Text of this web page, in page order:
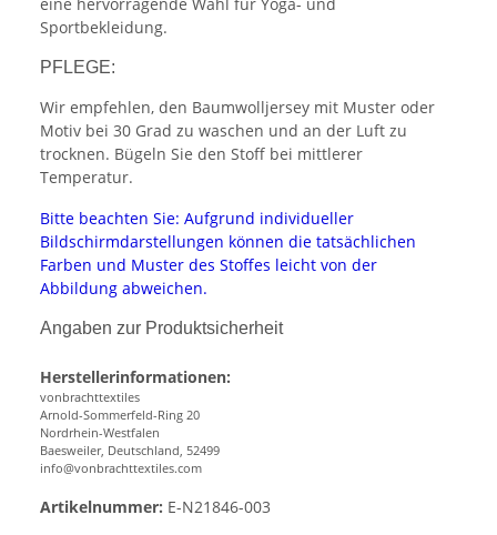
Sportbekleidung.
PFLEGE:
Wir empfehlen, den Baumwolljersey mit Muster oder
Motiv bei 30 Grad zu waschen und an der Luft zu
trocknen. Bügeln Sie den Stoff bei mittlerer
Temperatur.
Bitte beachten Sie: Aufgrund individueller
Bildschirmdarstellungen können die tatsächlichen
Farben und Muster des Stoffes leicht von der
Abbildung abweichen.
Angaben zur Produktsicherheit
Herstellerinformationen:
vonbrachttextiles
Arnold-Sommerfeld-Ring 20
Nordrhein-Westfalen
Baesweiler, Deutschland, 52499
info@vonbrachttextiles.com
Artikelnummer: E-N21846-003